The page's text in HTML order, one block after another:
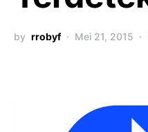
by rrobyf Mei 21, 2015